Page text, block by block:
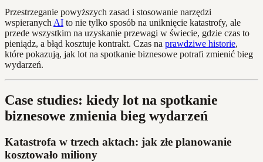
Przestrzeganie powyższych zasad i stosowanie narzędzi
wspieranych AI to nie tylko sposób na uniknięcie katastrofy, ale
przede wszystkim na uzyskanie przewagi w świecie, gdzie czas to
pieniądz, a błąd kosztuje kontrakt. Czas na prawdziwe historie,
które pokazują, jak lot na spotkanie biznesowe potrafi zmienić bieg
wydarzeń.
Case studies: kiedy lot na spotkanie
biznesowe zmienia bieg wydarzeń
Katastrofa w trzech aktach: jak złe planowanie
kosztowało miliony